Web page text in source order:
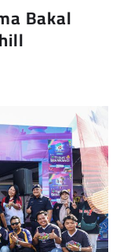
Bakal